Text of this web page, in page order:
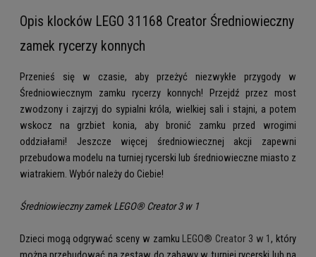
Opis klocków LEGO 31168 Creator Średniowieczny
zamek rycerzy konnych
Przenieś się w czasie, aby przeżyć niezwykłe przygody w
Średniowiecznym zamku rycerzy konnych! Przejdź przez most
zwodzony i zajrzyj do sypialni króla, wielkiej sali i stajni, a potem
wskocz na grzbiet konia, aby bronić zamku przed wrogimi
oddziałami! Jeszcze więcej średniowiecznej akcji zapewni
przebudowa modelu na turniej rycerski lub średniowieczne miasto z
wiatrakiem. Wybór należy do Ciebie!
Średniowieczny zamek LEGO® Creator 3 w 1
Dzieci mogą odgrywać sceny w zamku LEGO® Creator 3 w 1, który